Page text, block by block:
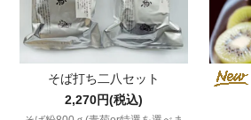
そば打ち二八セット
2,270円(税込)